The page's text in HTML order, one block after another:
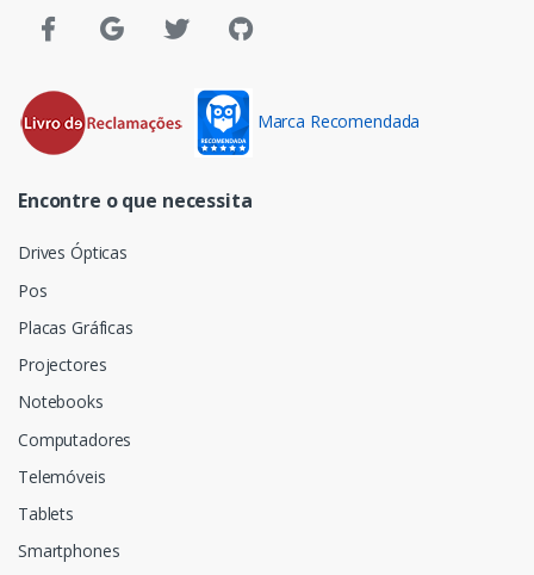
Marca Recomendada
Encontre o que necessita
Drives Ópticas
Pos
Placas Gráficas
Projectores
Notebooks
Computadores
Telemóveis
Tablets
Smartphones